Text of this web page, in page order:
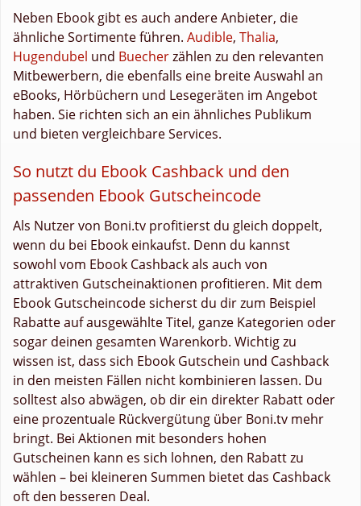
Neben Ebook gibt es auch andere Anbieter, die
ähnliche Sortimente führen. Audible, Thalia,
Hugendubel und Buecherzählen zu den relevanten
Mitbewerbern, die ebenfalls eine breite Auswahl an
eBooks, Hörbüchern und Lesegeräten im Angebot
haben. Sie richten sich an ein ähnliches Publikum
und bieten vergleichbare Services.
So nutzt du Ebook Cashback und den
passenden Ebook Gutscheincode
Als Nutzer von Boni.tv profitierst du gleich doppelt,
wenn du bei Ebook einkaufst. Denn du kannst
sowohl vom Ebook Cashback als auch von
attraktiven Gutscheinaktionen profitieren. Mit dem
Ebook Gutscheincode sicherst du dir zum Beispiel
Rabatte auf ausgewählte Titel, ganze Kategorien oder
sogar deinen gesamten Warenkorb. Wichtig zu
wissen ist, dass sich Ebook Gutschein und Cashback
in den meisten Fällen nicht kombinieren lassen. Du
solltest also abwägen, ob dir ein direkter Rabatt oder
eine prozentuale Rückvergütung über Boni.tv mehr
bringt. Bei Aktionen mit besonders hohen
Gutscheinen kann es sich lohnen, den Rabatt zu
wählen – bei kleineren Summen bietet das Cashback
oft den besseren Deal.